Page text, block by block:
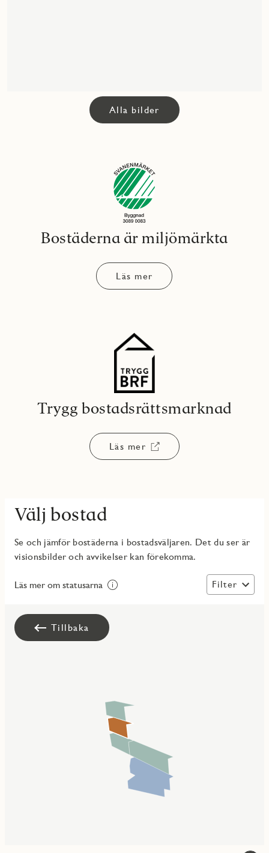
Alla bilder
Bostäderna är miljömärkta
Läs mer
Trygg bostadsrättsmarknad
Läs mer
Välj bostad
Se och jämför bostäderna i bostadsväljaren. Det du ser är
visionsbilder och avvikelser kan förekomma.
Läs mer om statusarna Filter
Tillbaka